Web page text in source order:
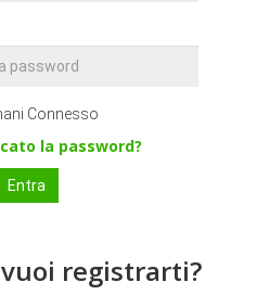
Connesso
la password?
registrarti?